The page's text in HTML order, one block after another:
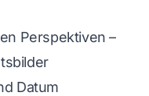
Perspektiven –
Datum